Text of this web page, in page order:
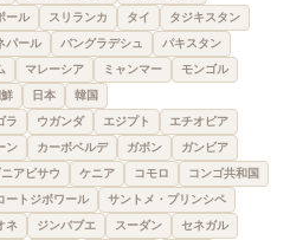
ール スリランカ タイ
タジキスタン
パール バングラデシュ
パキスタン
マレーシア ミャンマー
モンゴル
日本 韓国
ラ ウガンダ エジプト
エチオピア
ン カーボベルデ ガボン
ガンビア
ニアビサウ ケニア コモロ
コンゴ共和国
ートジボワール
サントメ・プリンシペ
ネ ジンバブエ スーダン
セネガル